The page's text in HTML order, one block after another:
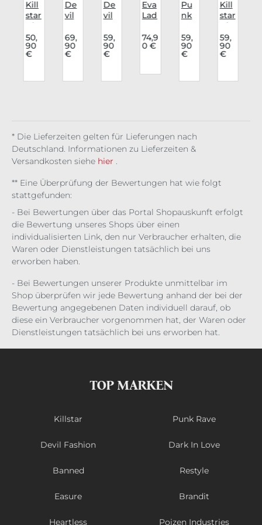
Kill
star
Blu
se
Ivor
y's
50,
90
€
De
vil
hio
n
Blu
69,
90
€
De
vil
hio
n
Blu
59,
90
€
Eva
Lad
Lon
gsl
74,9
0 €
Pu
nk
e
Blu
se
59,
90
€
Kill
star
Blu
se
Lilit
h's
59,
90
€
* Die Lieferzeiten gelten für Lieferungen nach
Deutschland. Informationen zu Lieferzeiten &
Versandkosten siehe hier
** Eine Überprüfung der Bewertungen hat wie folgt
stattgefunden:
- Bei Bewertungen über das Portal Shopauskunft erfolgt
die Bewertung unseres Shops über einen
individualisierten Link, den nur Verbraucher erhalten, die
Waren oder Dienstleistungen tatsächlich bei uns
erworben haben.
- Bei Bewertungen unserer Produkte unmittelbar im
Shop überprüfen wir jede Bewertung anhand der bei der
Bewertung angegebenen Daten individuell darauf, ob
diese ein Verbraucher vorgenommen hat, der Waren oder
Dienstleistungen tatsächlich bei uns erworben hat.
TOP MARKEN
Killstar Punk Rave
Devil Fashion Dark In Love
Banned Restyle
Easure Brandit
Heartless Poizen Industries